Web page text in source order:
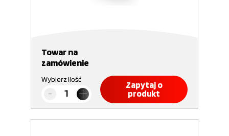
Towar na
zamówienie
Wybierz ilość
Zapytaj o
produkt